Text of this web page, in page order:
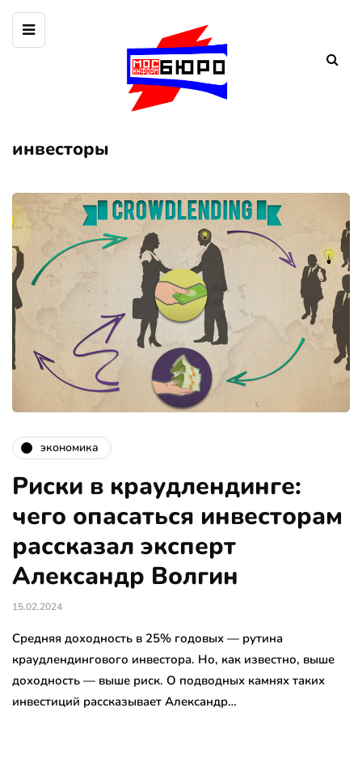
инвесторы
экономика
Риски в краудлендинге:
чего опасаться инвесторам
рассказал эксперт
Александр Волгин
15.02.2024
Средняя доходность в 25% годовых — рутина
краудлендингового инвестора. Но, как известно, выше
доходность — выше риск. О подводных камнях таких
инвестиций рассказывает Александр…